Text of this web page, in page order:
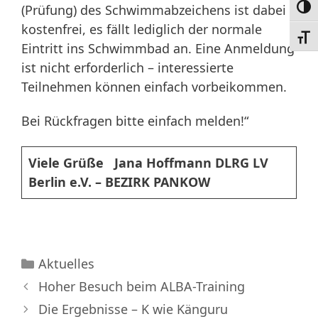
(Prüfung) des Schwimmabzeichens ist dabei
kostenfrei, es fällt lediglich der normale
Eintritt ins Schwimmbad an. Eine Anmeldung
ist nicht erforderlich – interessierte
Teilnehmen können einfach vorbeikommen.
Bei Rückfragen bitte einfach melden!“
Viele Grüße Jana Hoffmann DLRG LV
Berlin e.V. – BEZIRK PANKOW
Kategorien
Aktuelles
Hoher Besuch beim ALBA-Training
Die Ergebnisse – K wie Känguru